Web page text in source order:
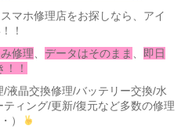
マホ修理店をお探しなら、アイ
！
修理 データはそのまま
即日
！
液晶交換修理/バッテリー交換/水
ィング/更新/復元など多数の修理
）